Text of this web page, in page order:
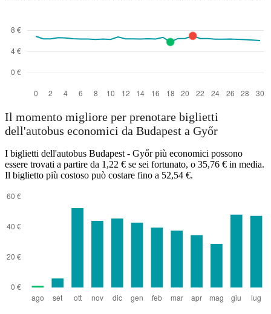
Il momento migliore per prenotare biglietti
dell'autobus economici da Budapest a Győr
I biglietti dell'autobus Budapest - Győr più economici possono
essere trovati a partire da 1,22 € se sei fortunato, o 35,76 € in media.
Il biglietto più costoso può costare fino a 52,54 €.